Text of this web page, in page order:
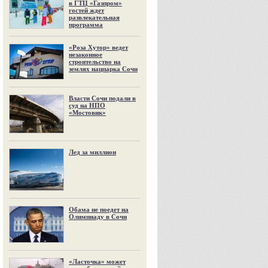
в ГТЦ «Газпром»
гостей ждет
развлекательная
программа
«Роза Хутор» ведет
незаконное
строительство на
землях нацпарка Сочи
Власти Сочи подали в
суд на НПО
«Мостовик»
Лед за миллион
Обама не поедет на
Олимпиаду в Сочи
«Ласточка» может